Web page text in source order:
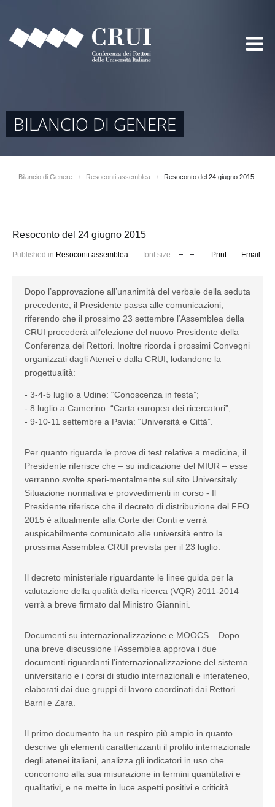
BILANCIO DI GENERE
Bilancio di Genere / Resoconti assemblea / Resoconto del 24 giugno 2015
Resoconto del 24 giugno 2015
Published in Resoconti assemblea font size Print Email
Dopo l’approvazione all’unanimità del verbale della seduta
precedente, il Presidente passa alle comunicazioni,
riferendo che il prossimo 23 settembre l’Assemblea della
CRUI procederà all’elezione del nuovo Presidente della
Conferenza dei Rettori. Inoltre ricorda i prossimi Convegni
organizzati dagli Atenei e dalla CRUI, lodandone la
progettualità:
- 3-4-5 luglio a Udine: “Conoscenza in festa”;
- 8 luglio a Camerino. “Carta europea dei ricercatori”;
- 9-10-11 settembre a Pavia: “Università e Città”.
Per quanto riguarda le prove di test relative a medicina, il
Presidente riferisce che – su indicazione del MIUR – esse
verranno svolte speri-mentalmente sul sito Universitaly.
Situazione normativa e provvedimenti in corso - Il
Presidente riferisce che il decreto di distribuzione del FFO
2015 è attualmente alla Corte dei Conti e verrà
auspicabilmente comunicato alle università entro la
prossima Assemblea CRUI prevista per il 23 luglio.
Il decreto ministeriale riguardante le linee guida per la
valutazione della qualità della ricerca (VQR) 2011-2014
verrà a breve firmato dal Ministro Giannini.
Documenti su internazionalizzazione e MOOCS – Dopo
una breve discussione l’Assemblea approva i due
documenti riguardanti l’internazionalizzazione del sistema
universitario e i corsi di studio internazionali e interateneo,
elaborati dai due gruppi di lavoro coordinati dai Rettori
Barni e Zara.
Il primo documento ha un respiro più ampio in quanto
descrive gli elementi caratterizzanti il profilo internazionale
degli atenei italiani, analizza gli indicatori in uso che
concorrono alla sua misurazione in termini quantitativi e
qualitativi, e ne mette in luce aspetti positivi e criticità.